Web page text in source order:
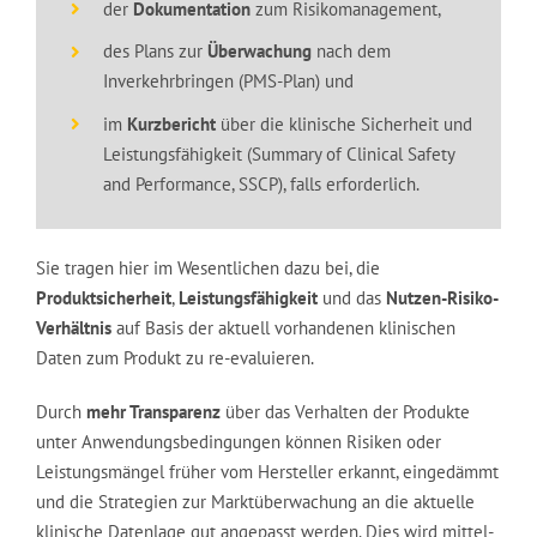
der Dokumentationzum Risikomanagement,
des Plans zurÜberwachungnach dem
Inverkehrbringen (PMS-Plan) und
im Kurzberichtüber die klinische Sicherheit und
Leistungsfähigkeit (Summary of Clinical Safety
and Performance, SSCP), falls erforderlich.
Sie tragen hier im Wesentlichen dazu bei, die
Produktsicherheit, Leistungsfähigkeitund das Nutzen-Risiko-
Verhältnisauf Basis der aktuell vorhandenen klinischen
Daten zum Produkt zu re-evaluieren.
Durch mehr Transparenzüber das Verhalten der Produkte
unter Anwendungsbedingungen können Risiken oder
Leistungsmängel früher vom Hersteller erkannt, eingedämmt
und die Strategien zur Marktüberwachung an die aktuelle
klinische Datenlage gut angepasst werden. Dies wird mittel-